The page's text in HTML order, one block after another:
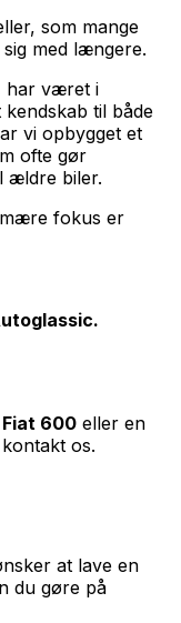
som mange
med længere.
har været i
til både
vi opbygget et
ofte gør
ældre biler.
fokus er
600 eller en
os.
at lave en
du gøre på